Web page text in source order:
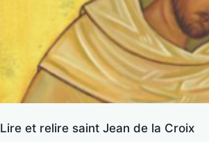
Lire et relire saint Jean de la Croix